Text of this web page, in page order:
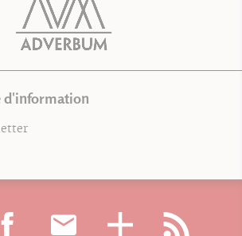
d'information